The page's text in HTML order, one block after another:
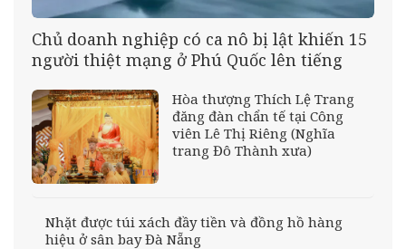
Chủ doanh nghiệp có ca nô bị lật khiến 15
người thiệt mạng ở Phú Quốc lên tiếng
Hòa thượng Thích Lệ Trang
đăng đàn chẩn tế tại Công
viên Lê Thị Riêng (Nghĩa
trang Đô Thành xưa)
Nhặt được túi xách đầy tiền và đồng hồ hàng
hiệu ở sân bay Đà Nẵng